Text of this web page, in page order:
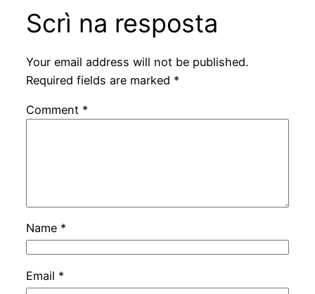
Scrì na resposta
Your email address will not be published.
Required fields are marked *
Comment *
Name *
Email *